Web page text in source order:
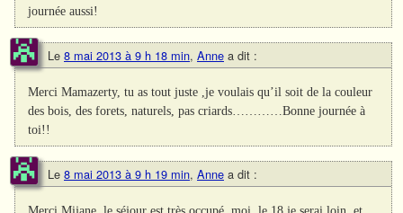
journée aussi!
Le 8 mai 2013 à 9 h 18 min, Anne a dit :
Merci Mamazerty, tu as tout juste ,je voulais qu’il soit de la couleur
des bois, des forets, naturels, pas criards…………Bonne journée à
toi!!
Le 8 mai 2013 à 9 h 19 min, Anne a dit :
Merci Mijane, le séjour est très occupé, moi, le 18 je serai loin, et